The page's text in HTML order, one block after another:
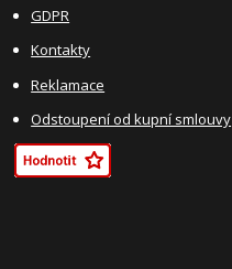
GDPR
Kontakty
Reklamace
Odstoupení od kupní smlouvy